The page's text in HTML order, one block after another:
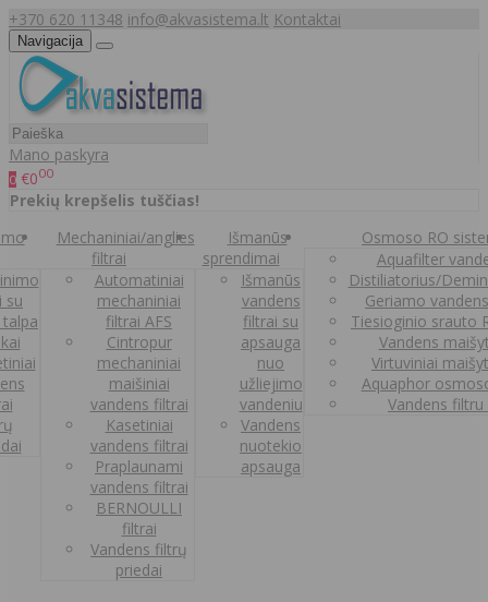
+370 620 11348 info@akvasistema.lt Kontaktai
Navigacija
Mano paskyra
0 €000
Prekių krepšelis tuščias!
su
Mechaniniai/anglies
filtrai
Automatiniai
mechaniniai
filtrai AFS
Cintropur
mechaniniai
maišiniai
vandens filtrai
Kasetiniai
vandens filtrai
Praplaunami
vandens filtrai
BERNOULLI
filtrai
Vandens filtrų
priedai
Išmanūs
sprendimai
Išmanūs
vandens
filtrai su
apsauga
nuo
užliejimo
vandeniu
Vandens
nuotekio
apsauga
Osmoso RO
Aquafilter
Distiliatorius/
Geriamo
Tiesioginio srauto
Vandens
Virtuviniai
Aquaphor
Vandens filtru